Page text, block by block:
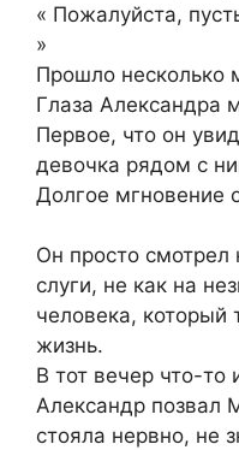
« Пожалуйста,
»
Прошло несколько
Глаза Александра
Первое, что он
девочка рядом с
Долгое мгновение
Он просто
слуги, не как на
человека, который
жизнь.
В тот вечер что-то
Александр позвал
стояла нервно, не